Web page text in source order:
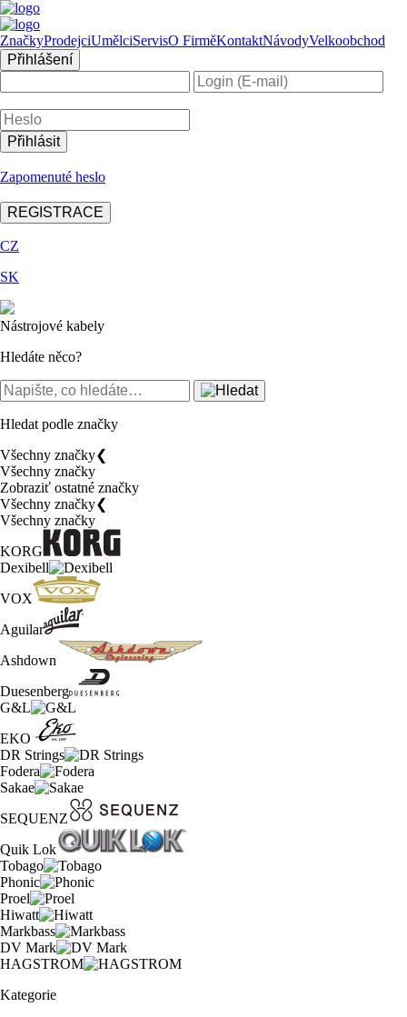
ZnačkyProdejciUmělciServisO FirměKontaktNávodyVelkoobchod
Přihlášení
Zapomenuté heslo
REGISTRACE
CZ
SK
Nástrojové kabely
Hledáte něco?
Hledat podle značky
Všechny značky❮
Všechny značky
Zobraziť ostatné značky
Všechny značky❮
Všechny značky
KORG
Dexibell
VOX
Aguilar
Ashdown
Duesenberg
G&L
EKO
DR Strings
Fodera
Sakae
SEQUENZ
Quik Lok
Tobago
Phonic
Proel
Hiwatt
Markbass
DV Mark
HAGSTROM
Kategorie